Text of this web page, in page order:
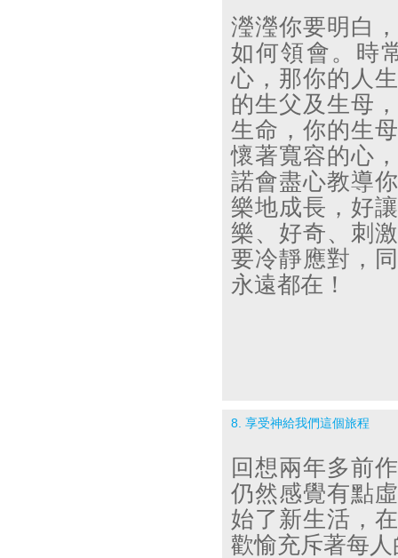
瀅瀅你要明白
如何領會。時
心，那你的人
的生父及生母
生命，你的生
懷著寬容的心
諾會盡心教導
樂地成長，好
樂、好奇、刺
要冷靜應對，
永遠都在！
8. 享受神給我們這個旅程
回想兩年多前
仍然感覺有點
始了新生活，
歡愉充斥著每